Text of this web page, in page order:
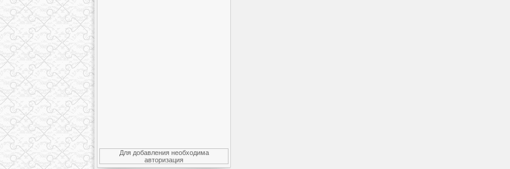
Для добавления необходима
авторизация